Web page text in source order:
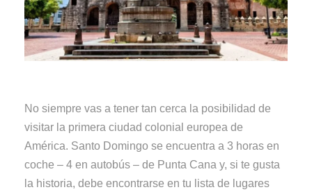
No siempre vas a tener tan cerca la posibilidad de
visitar la primera ciudad colonial europea de
América. Santo Domingo se encuentra a 3 horas en
coche – 4 en autobús – de Punta Cana y, si te gusta
la historia, debe encontrarse en tu lista de lugares